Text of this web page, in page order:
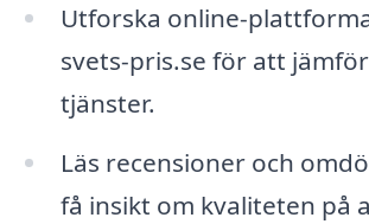
Utforska online-
svets-pris.se för att
tjänster.
Läs recensioner och
få insikt om kvaliteten på